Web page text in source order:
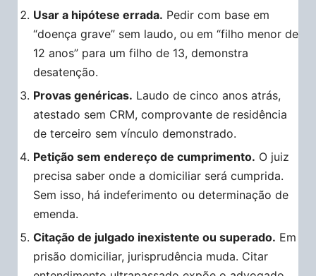
Usar a hipótese errada. Pedir com base em
“doença grave” sem laudo, ou em “filho menor de
12 anos” para um filho de 13, demonstra
desatenção.
Provas genéricas. Laudo de cinco anos atrás,
atestado sem CRM, comprovante de residência
de terceiro sem vínculo demonstrado.
Petição sem endereço de cumprimento. O juiz
precisa saber onde a domiciliar será cumprida.
Sem isso, há indeferimento ou determinação de
emenda.
Citação de julgado inexistente ou superado. Em
prisão domiciliar, jurisprudência muda. Citar